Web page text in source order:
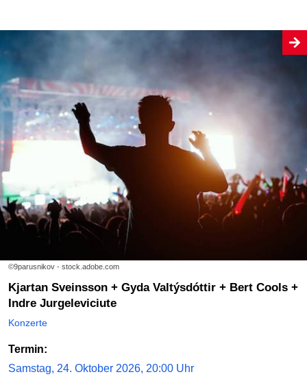
©9parusnikov - stock.adobe.com
Kjartan Sveinsson + Gyda Valtýsdóttir + Bert Cools +
Indre Jurgeleviciute
Konzerte
Termin:
Samstag, 24. Oktober 2026, 20:00 Uhr